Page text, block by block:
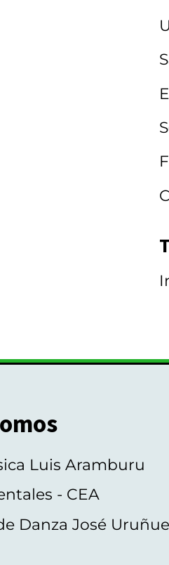
Luis Aramburu
- CEA
Danza José